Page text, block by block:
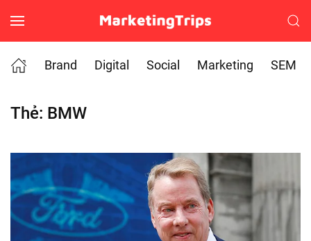
Skip to main content
Brand
Digital Social Marketing SEM
Thẻ: BMW